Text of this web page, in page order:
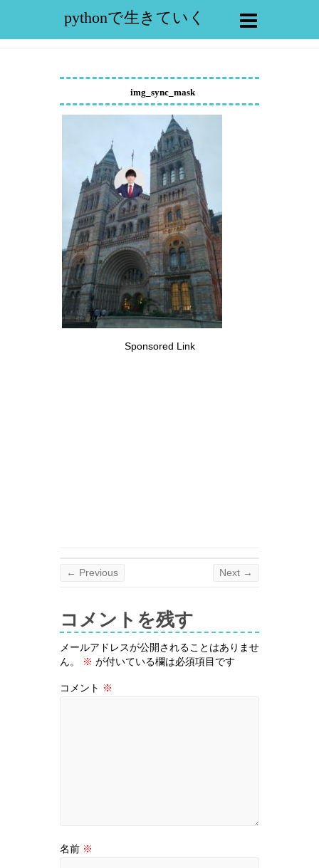
pythonで生きていく
img_sync_mask
Sponsored Link
← Previous Next →
コメントを残す
メールアドレスが公開されることはありませ
ん。
※ が付いている欄は必須項目です
コメント ※
名前 ※